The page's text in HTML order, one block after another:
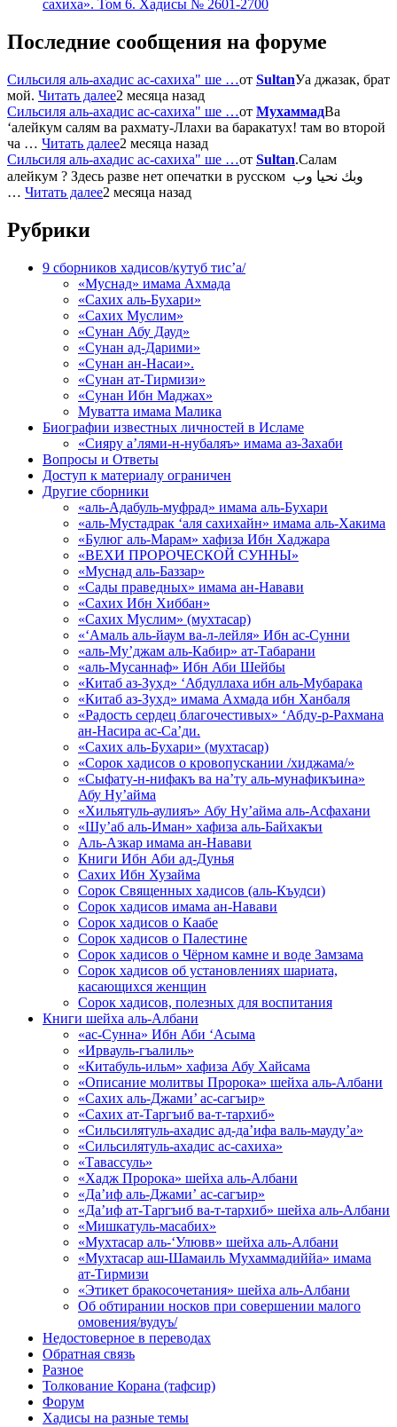
сахиха». Том 6. Хадисы № 2601-2700
Последние сообщения на форуме
Сильсиля аль-ахадис ас-сахиха" ше …от SultanУа джазак, брат
мой. Читать далее2 месяца назад
Сильсиля аль-ахадис ас-сахиха" ше …от МухаммадВа
‘алейкум салям ва рахмату-Ллахи ва баракатух! там во второй
ча … Читать далее2 месяца назад
Сильсиля аль-ахадис ас-сахиха" ше …от Sultan.Салам
алейкум ? Здесь разве нет опечатки в русском وبك نحيا وب
… Читать далее2 месяца назад
Рубрики
9 сборников хадисов/кутуб тис’а/
«Муснад» имама Ахмада
«Сахих аль-Бухари»
«Сахих Муслим»
«Сунан Абу Дауд»
«Сунан ад-Дарими»
«Сунан ан-Насаи».
«Сунан ат-Тирмизи»
«Сунан Ибн Маджах»
Муватта имама Малика
Биографии известных личностей в Исламе
«Сияру а’лями-н-нубаляъ» имама аз-Захаби
Вопросы и Ответы
Доступ к материалу ограничен
Другие сборники
«аль-Адабуль-муфрад» имама аль-Бухари
«аль-Мустадрак ‘аля сахихайн» имама аль-Хакима
«Булюг аль-Марам» хафиза Ибн Хаджара
«ВЕХИ ПРОРОЧЕСКОЙ СУННЫ»
«Муснад аль-Баззар»
«Сады праведных» имама ан-Навави
«Сахих Ибн Хиббан»
«Сахих Муслим» (мухтасар)
«‘Амаль аль-йаум ва-л-лейля» Ибн ас-Сунни
«аль-Му’джам аль-Кабир» ат-Табарани
«аль-Мусаннаф» Ибн Аби Шейбы
«Китаб аз-Зухд» ‘Абдуллаха ибн аль-Мубарака
«Китаб аз-Зухд» имама Ахмада ибн Ханбаля
«Радость сердец благочестивых» ‘Абду-р-Рахмана
ан-Насира ас-Са’ди.
«Сахих аль-Бухари» (мухтасар)
«Сорок хадисов о кровопускании /хиджама/»
«Сыфату-н-нифакъ ва на’ту аль-мунафикъина»
Абу Ну’айма
«Хильятуль-аулияъ» Абу Ну’айма аль-Асфахани
«Шу’аб аль-Иман» хафиза аль-Байхакъи
Аль-Азкар имама ан-Навави
Книги Ибн Аби ад-Дунья
Сахих Ибн Хузайма
Сорок Священных хадисов (аль-Къудси)
Сорок хадисов имама ан-Навави
Сорок хадисов о Каабе
Сорок хадисов о Палестине
Сорок хадисов о Чёрном камне и воде Замзама
Сорок хадисов об установлениях шариата,
касающихся женщин
Сорок хадисов, полезных для воспитания
Книги шейха аль-Албани
«ас-Сунна» Ибн Аби ‘Асыма
«Ирвауль-гъалиль»
«Китабуль-ильм» хафиза Абу Хайсама
«Описание молитвы Пророка» шейха аль-Албани
«Сахих аль-Джами’ ас-сагъир»
«Сахих ат-Таргъиб ва-т-тархиб»
«Сильсилятуль-ахадис ад-да’ифа валь-мауду’а»
«Сильсилятуль-ахадис ас-сахиха»
«Тавассуль»
«Хадж Пророка» шейха аль-Албани
«Да’иф аль-Джами’ ас-сагъир»
«Да’иф ат-Таргъиб ва-т-тархиб» шейха аль-Албани
«Мишкатуль-масабих»
«Мухтасар аль-‘Улювв» шейха аль-Албани
«Мухтасар аш-Шамаиль Мухаммадиййа» имама
ат-Тирмизи
«Этикет бракосочетания» шейха аль-Албани
Об обтирании носков при совершении малого
омовения/вудуъ/
Недостоверное в переводах
Обратная связь
Разное
Толкование Корана (тафсир)
Форум
Хадисы на разные темы